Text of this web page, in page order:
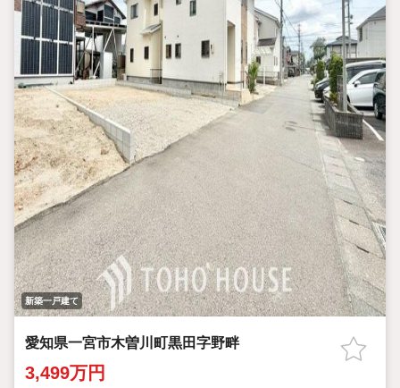
新築一戸建て
愛知県一宮市木曽川町黒田字野畔
3,499万円